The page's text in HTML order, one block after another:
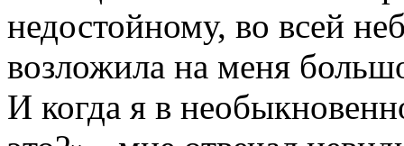
недостойному, во всей
возложила на меня
И когда я в